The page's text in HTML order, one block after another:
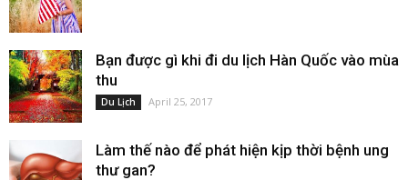
Bạn được gì khi đi du lịch Hàn Quốc vào mùa
thu
Du Lịch April 25, 2017
Làm thế nào để phát hiện kịp thời bệnh ung
thư gan?